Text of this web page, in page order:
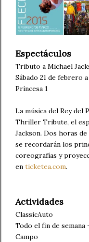
Espectáculos
Tributo a Michael
Sábado 21 de febrero
Princesa 1
La música del Rey del
Thriller Tribute, el
Jackson. Dos horas
se recordarán los
coreografías y
en ticketea.com.
Actividades
ClassicAuto
Todo el fin de semana
Campo